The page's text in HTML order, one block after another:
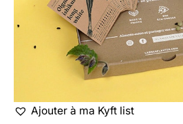
Ajouter à ma Kyft list